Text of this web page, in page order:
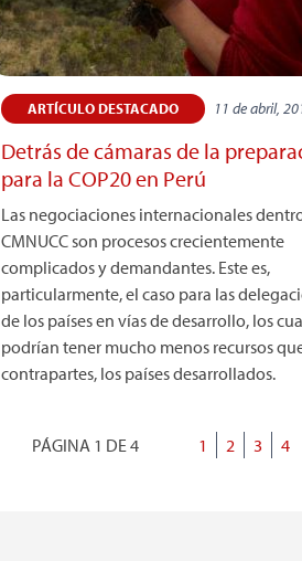
ARTÍCULO DESTACADO 11 de abril,
Detrás de cámaras de la
para la COP20 en Perú
Las negociaciones internacionales
CMNUCC son procesos crecientemente
complicados y demandantes. Este es,
particularmente, el caso para las
de los países en vías de desarrollo, los
podrían tener mucho menos recursos
contrapartes, los países desarrollados.
Paginación
PÁGINA 1 DE 4
Página
1 Página
2 Página
3 4